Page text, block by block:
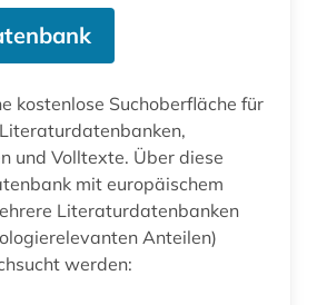
kostenlose Suchoberfläche für
und Volltexte. Über diese
mit europäischem
Literaturdatenbanken
Anteilen)
werden: